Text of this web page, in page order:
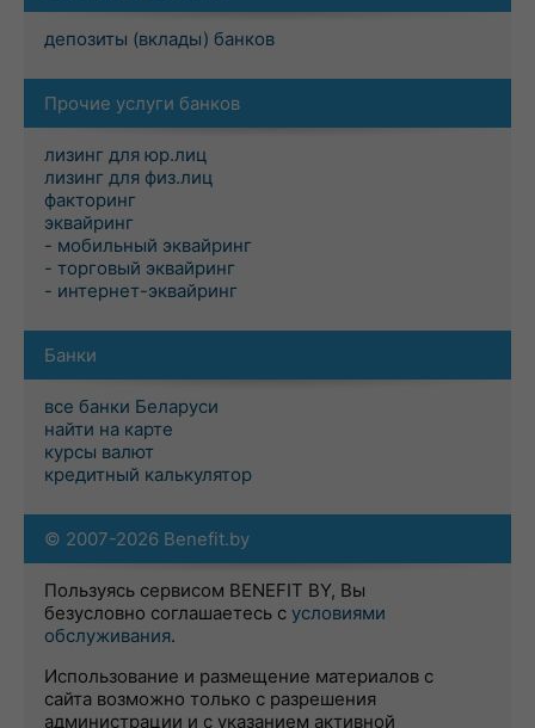
депозиты (вклады) банков
Прочие услуги банков
лизинг для юр.лиц
лизинг для физ.лиц
факторинг
эквайринг
- мобильный эквайринг
- торговый эквайринг
- интернет-эквайринг
Банки
все банки Беларуси
найти на карте
курсы валют
кредитный калькулятор
© 2007-2026 Benefit.by
Пользуясь сервисом BENEFIT BY, Вы
безусловно соглашаетесь с условиями
обслуживания.
Использование и размещение материалов с
сайта возможно только с разрешения
администрации и с указанием активной